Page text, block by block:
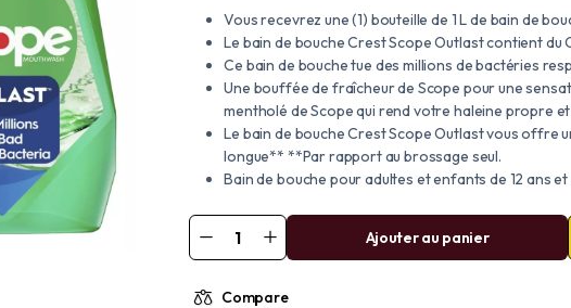
Vous recevrez une (1) bouteille de 1 L de bain de
Le bain de bouche Crest Scope Outlast contient du
Ce bain de bouche tue des millions de bactéries
Une bouffée de fraîcheur de Scope pour une
mentholé de Scope qui rend votre haleine propre
Le bain de bouche Crest Scope Outlast vous offre
longue** **Par rapport au brossage seul.
Bain de bouche pour adultes et enfants de 12 ans et
Ajouter au panier
Compare